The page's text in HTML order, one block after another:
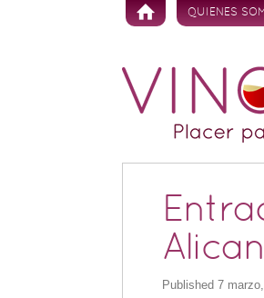
Skip to content
QUIENES
Published7